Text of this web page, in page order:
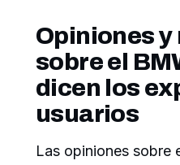
Opiniones y
sobre el
dicen los
usuarios
Las opiniones sobre